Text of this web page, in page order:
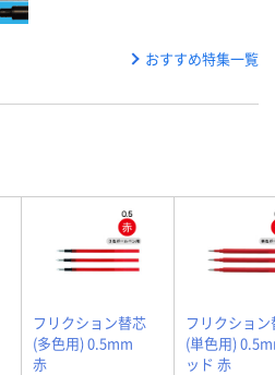
おすすめ特集一覧
フリクション替芯
(多色用) 0.5mm
赤
フリクション
(単色用)
ッド 赤